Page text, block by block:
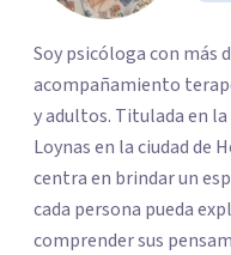
Soy psicóloga con más
acompañamiento
y adultos. Titulada en la Universidad Ignacio Agramonte
Loynas en la ciudad de
centra en brindar un
cada persona pueda
comprender sus